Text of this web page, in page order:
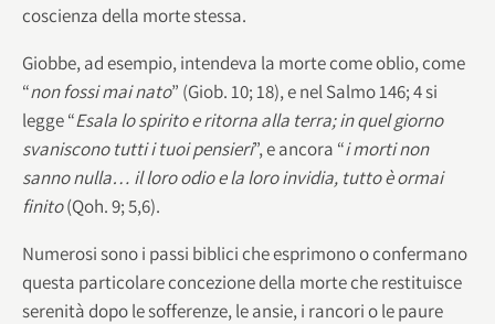
coscienza della morte stessa.
Giobbe, ad esempio, intendeva la morte come oblio, come
“non fossi mai nato” (Giob. 10; 18), e nel Salmo 146; 4 si
legge “Esala lo spirito e ritorna alla terra; in quel giorno
svaniscono tutti i tuoi pensieri”, e ancora “i morti non
sanno nulla… il loro odio e la loro invidia, tutto è ormai
finito(Qoh. 9; 5,6).
Numerosi sono i passi biblici che esprimono o confermano
questa particolare concezione della morte che restituisce
serenità dopo le sofferenze, le ansie, i rancori o le paure